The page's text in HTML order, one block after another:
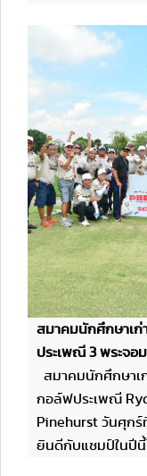
สมาคมนักศึกษาเก่
ประเพณี 3 พระจอ
สมาคมนักศึกษาเ
กอล์ฟประเพณี
Pinehurst วันศุก
ยินดีกับแชมป์ในปี